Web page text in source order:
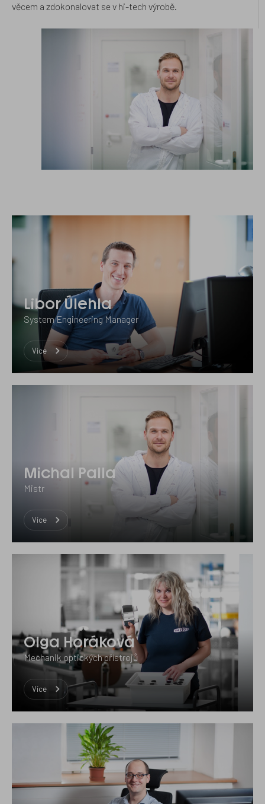
věcem a zdokonalovat se v hi-tech výrobě.
Libor Úlehla
System Engineering Manager
Více
Michal Palla
Mistr
Více
Olga Horáková
Mechanik optických přístrojů
Více